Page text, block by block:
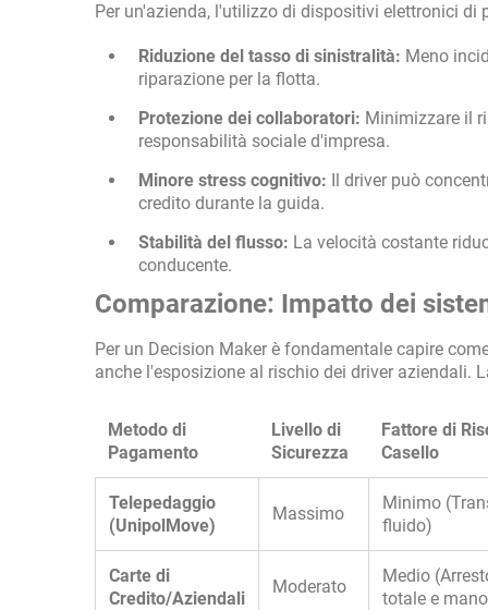
Per un'azienda, l'utilizzo di dispositivi elettronici di
Riduzione del tasso di sinistralità: Meno
riparazione per la flotta.
Protezione dei collaboratori: Minimizzare il
responsabilità sociale d'impresa.
Minore stress cognitivo: Il driver può
credito durante la guida.
Stabilità del flusso: La velocità costante
conducente.
Comparazione: Impatto dei
Per un Decision Maker è fondamentale capire
anche l'esposizione al rischio dei driver aziendali.
Metodo di
Pagamento
Livello di
Sicurezza
Fattore di
Casello
Telepedaggio
(UnipolMove)
Massimo
Minimo
fluido)
Carte di
Credito/Aziendali
Moderato
Medio
totale e